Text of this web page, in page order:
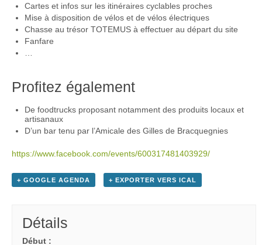
Cartes et infos sur les itinéraires cyclables proches
Mise à disposition de vélos et de vélos électriques
Chasse au trésor TOTEMUS à effectuer au départ du site
Fanfare
…
Profitez également
De foodtrucks proposant notamment des produits locaux et
artisanaux
D’un bar tenu par l’Amicale des Gilles de Bracquegnies
https://www.facebook.com/events/600317481403929/
+ GOOGLE AGENDA + EXPORTER VERS ICAL
Détails
Début :